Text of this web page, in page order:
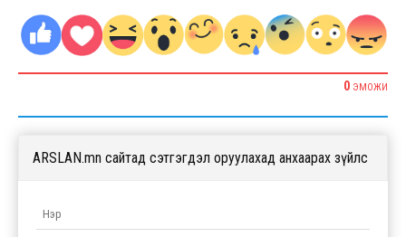
0 ЭМОЖИ
ARSLAN.mn сайтад сэтгэгдэл оруулахад анхаарах зүйлс